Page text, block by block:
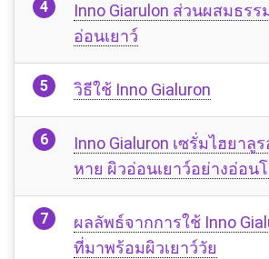
Inno Giarulon ส่วนผสมธร
อ่อนเยาว์
วิธีใช้ Inno Gialuron
Inno Gialuron เซรั่มไฮยาลู
หาย ผิวอ่อนเยาว์อย่างอ่อน
ผลลัพธ์จากการใช้ Inno
ที่มาพร้อมผิวเยาว์วัย